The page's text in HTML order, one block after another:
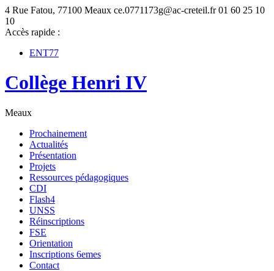
4 Rue Fatou, 77100 Meaux ce.0771173g@ac-creteil.fr 01 60 25 10
10
Accès rapide :
ENT77
Collège Henri IV
Meaux
Prochainement
Actualités
Présentation
Projets
Ressources pédagogiques
CDI
Flash4
UNSS
Réinscriptions
FSE
Orientation
Inscriptions 6emes
Contact